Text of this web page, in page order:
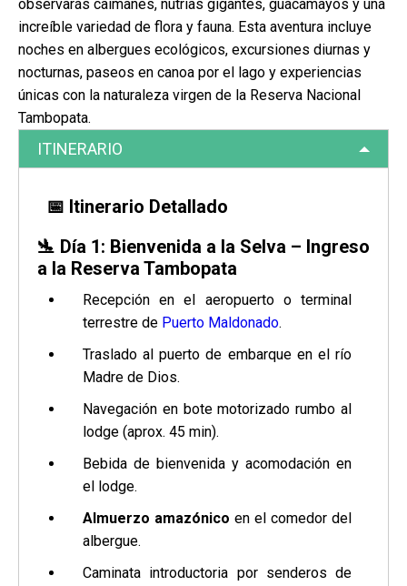
observarás caimanes, nutrias gigantes, guacamayos y una
increíble variedad de flora y fauna. Esta aventura incluye
noches en albergues ecológicos, excursiones diurnas y
nocturnas, paseos en canoa por el lago y experiencias
únicas con la naturaleza virgen de la Reserva Nacional
Tambopata.
ITINERARIO
📅 Itinerario Detallado
🛬 Día 1: Bienvenida a la Selva – Ingreso
a la Reserva Tambopata
Recepción en el aeropuerto o terminal
terrestre de Puerto Maldonado.
Traslado al puerto de embarque en el río
Madre de Dios.
Navegación en bote motorizado rumbo al
lodge (aprox. 45 min).
Bebida de bienvenida y acomodación en
el lodge.
Almuerzo amazónico en el comedor del
albergue.
Caminata introductoria por senderos de